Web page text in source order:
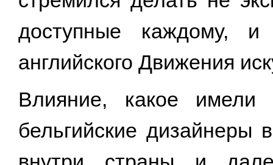
доступные каждому,
английского Движения
Влияние, какое
бельгийские дизайнеры